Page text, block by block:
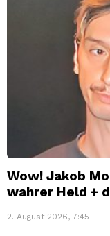
Wow! Jakob
wahrer Held +
2. August 2026, 7:45